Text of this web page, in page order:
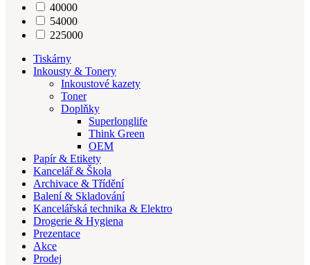
40000
54000
225000
Tiskárny
Inkousty & Tonery
Inkoustové kazety
Toner
Doplňky
Superlonglife
Think Green
OEM
Papír & Etikety
Kancelář & Škola
Archivace & Třídění
Balení & Skladování
Kancelářská technika & Elektro
Drogerie & Hygiena
Prezentace
Akce
Prodej